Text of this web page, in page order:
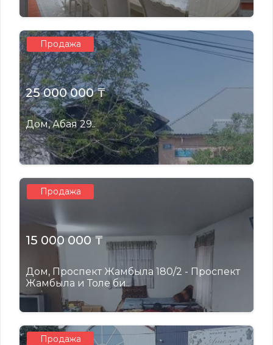
Продажа
25 000 000 ₸
Дом, Абая 29..
Продажа
15 000 000 ₸
Дом, Проспект Жамбыла 180/2 - Проспект
Жамбыла и Толе би..
Продажа